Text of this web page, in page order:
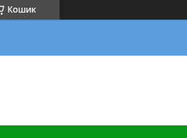
Кошик